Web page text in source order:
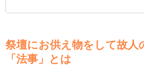
祭壇にお供え物をして故人
「法事」とは